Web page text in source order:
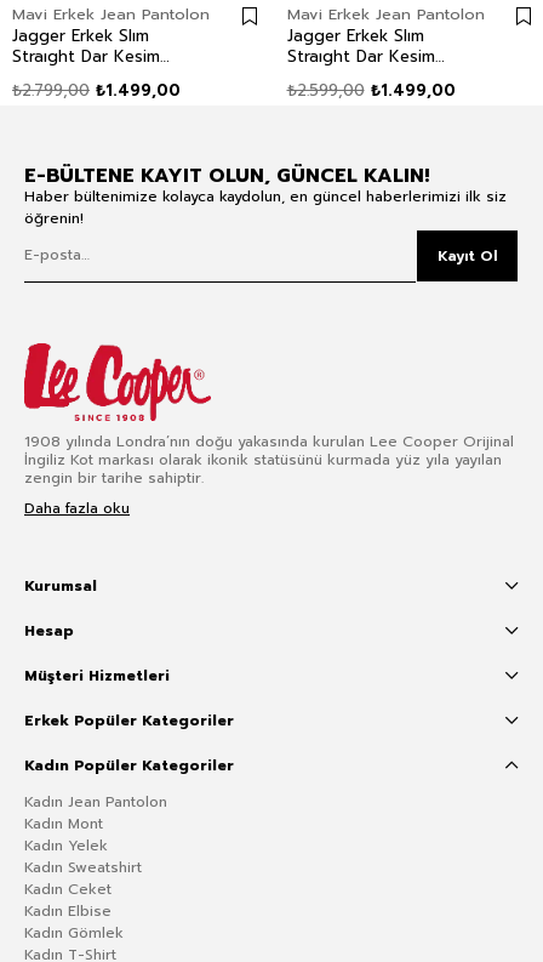
Mavi Erkek Jean Pantolon
Jagger Erkek Slım
Straıght Dar Kesim
Jean Pantolon Gri
₺1.499,00
₺2.799,00
Mavi Erkek Jean Pantolon
Jagger Erkek Slım
Straıght Dar Kesim
Jean Pantolon Yeşil
₺1.499,00
₺2.599,00
E-BÜLTENE KAYIT OLUN, GÜNCEL KALIN!
Haber bültenimize kolayca kaydolun, en güncel haberlerimizi ilk siz
öğrenin!
Kayıt Ol
1908 yılında Londra’nın doğu yakasında kurulan Lee Cooper Orijinal
İngiliz Kot markası olarak ikonik statüsünü kurmada yüz yıla yayılan
zengin bir tarihe sahiptir.
Daha fazla oku
Kurumsal
Hesap
Müşteri Hizmetleri
Erkek Popüler Kategoriler
Kadın Popüler Kategoriler
Kadın Jean Pantolon
Kadın Mont
Kadın Yelek
Kadın Sweatshirt
Kadın Ceket
Kadın Elbise
Kadın Gömlek
Kadın T-Shirt